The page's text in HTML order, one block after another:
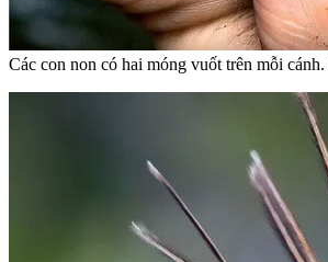
Các con non có hai móng vuốt trên mỗi